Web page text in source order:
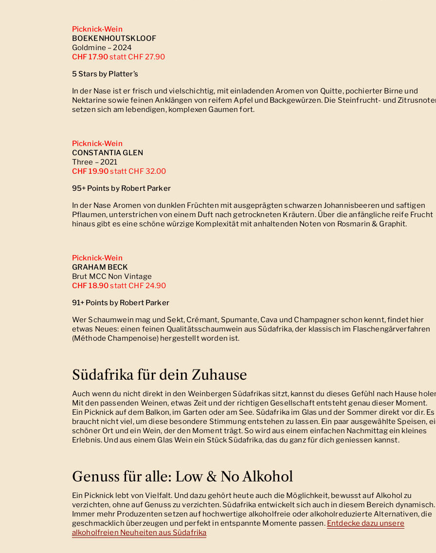
Picknick-Wein
BOEKENHOUTSKLOOF
Goldmine – 2024
CHF 17.90statt CHF 27.90
5 Stars by Platter’s
In der Nase ist er frisch und vielschichtig, mit einladenden Aromen von Quitte, pochierter Birne und
Nektarine sowie feinen Anklängen von reifem Apfel und Backgewürzen. Die Steinfrucht- und
setzen sich am lebendigen, komplexen Gaumen fort.
Picknick-Wein
CONSTANTIA GLEN
Three – 2021
CHF 19.90statt CHF 32.00
95+ Points by Robert Parker
In der Nase Aromen von dunklen Früchten mit ausgeprägten schwarzen Johannisbeeren und saftigen
Pflaumen, unterstrichen von einem Duft nach getrockneten Kräutern. Über die anfängliche reife Frucht
hinaus gibt es eine schöne würzige Komplexität mit anhaltenden Noten von Rosmarin & Graphit.
Picknick-Wein
GRAHAM BECK
Brut MCC Non Vintage
CHF 18.90statt CHF 24.90
91+ Points by Robert Parker
Wer Schaumwein mag und Sekt, Crémant, Spumante, Cava und Champagner schon kennt, findet hier
etwas Neues: einen feinen Qualitätsschaumwein aus Südafrika, der klassisch im Flaschengärverfahren
(Méthode Champenoise) hergestellt worden ist.
Südafrika für dein Zuhause
Auch wenn du nicht direkt in den Weinbergen Südafrikas sitzt, kannst du dieses Gefühl nach Hause
Mit den passenden Weinen, etwas Zeit und der richtigen Gesellschaft entsteht genau dieser Moment.
Ein Picknick auf dem Balkon, im Garten oder am See. Südafrika im Glas und der Sommer direkt vor dir. Es
braucht nicht viel, um diese besondere Stimmung entstehen zu lassen. Ein paar ausgewählte Speisen,
schöner Ort und ein Wein, der den Moment trägt. So wird aus einem einfachen Nachmittag ein kleines
Erlebnis. Und aus einem Glas Wein ein Stück Südafrika, das du ganz für dich geniessen kannst.
Genuss für alle: Low & No Alkohol
Ein Picknick lebt von Vielfalt. Und dazu gehört heute auch die Möglichkeit, bewusst auf Alkohol zu
verzichten, ohne auf Genuss zu verzichten. Südafrika entwickelt sich auch in diesem Bereich dynamisch.
Immer mehr Produzenten setzen auf hochwertige alkoholfreie oder alkoholreduzierte Alternativen, die
geschmacklich überzeugen und perfekt in entspannte Momente passen. Entdecke dazu unsere
alkoholfreien Neuheiten aus Südafrika